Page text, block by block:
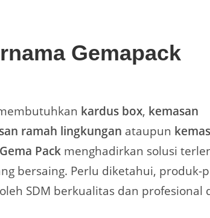
Gemapack
kardus box, kemasan
ramah lingkungan ataupun
Gema Pack menghadirkan solusi
bersaing. Perlu diketahui, produk-
SDM berkualitas dan profesional